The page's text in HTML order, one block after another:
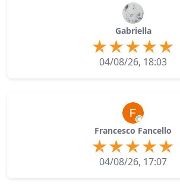
Gabriella
04/08/26, 18:03
Francesco Fancello
04/08/26, 17:07